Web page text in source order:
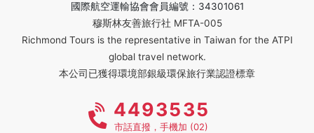
國際航空運輸協會會員編號：34301061
穆斯林友善旅行社 MFTA-005
Richmond Tours is the representative in Taiwan for the ATPI
global travel network.
本公司已獲得環境部銀級環保旅行業認證標章
4493535
市話直撥，手機加 (02)